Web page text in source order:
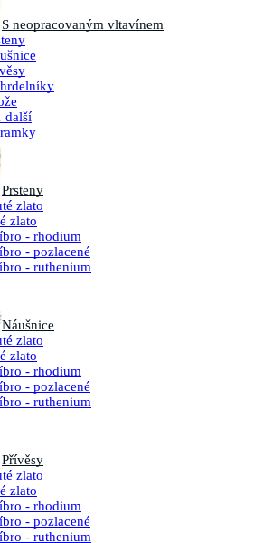
S neopracovaným vltavínem
další
Prsteny
zlato
zlato
- rhodium
- pozlacené
- ruthenium
Náušnice
zlato
zlato
- rhodium
- pozlacené
- ruthenium
Přívěsy
zlato
zlato
- rhodium
- pozlacené
- ruthenium